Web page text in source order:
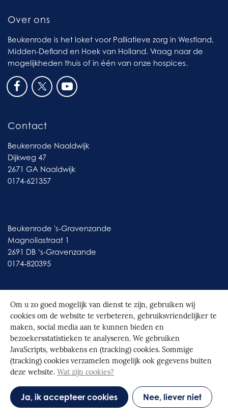
Over ons
Beukenrode is het loket voor Palliatieve zorg in Westland,
Midden-Defland en Hoek van Holland. Vraag naar de
mogelijkheden thuis of in één van onze hospices.
Contact
Beukenrode Naaldwijk
Dijkweg 47
2671 GA Naaldwijk
0174-621357
Beukenrode 's-Gravenzande
Magnoliastraat 1
2691 DB ‘s-Gravenzande
0174-820395
© 2026 Beukenrode |Realisatie door Spontaan
|Cookies|Disclaimer | Privacybeleid|Intranet
Om u zo goed mogelijk van dienst te zijn, gebruiken wij
cookies om de website te verbeteren, gebruiksvriendelijker te
maken, social media aan te kunnen bieden en
bezoekersstatistieken te analyseren. We gebruiken
JavaScripts, webbakens en (tracking) cookies. Sommige
(tracking) cookies verzamelen mogelijk ook gegevens buiten
deze website. Wat zijn cookies?
Ja, ik accepteer cookies Nee, liever niet